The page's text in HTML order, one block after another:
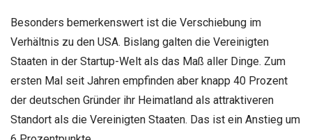
Besonders bemerkenswert ist die Verschiebung im
Verhältnis zu den USA. Bislang galten die Vereinigten
Staaten in der Startup-Welt als das Maß aller Dinge. Zum
ersten Mal seit Jahren empfinden aber knapp 40 Prozent
der deutschen Gründer ihr Heimatland als attraktiveren
Standort als die Vereinigten Staaten. Das ist ein Anstieg um